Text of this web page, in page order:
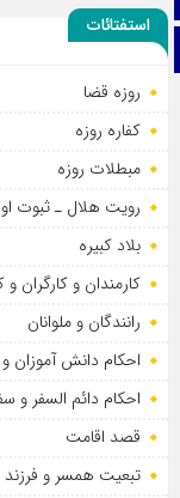
تلگرام
استفتائات
روزه قضا
کفاره روزه
مبطلات روزه
رویت هلال ـ ثبوت
بلاد کبیره
کارمندان و کارگران
رانندگان و ملوانان
احکام دانش آموزان
احکام دائم السفر و
قصد اقامت
تبعیت همسر و فرزند